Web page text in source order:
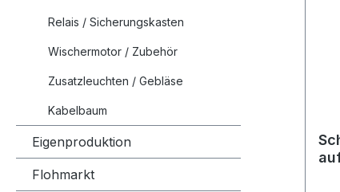
Relais / Sicherungskasten
Wischermotor / Zubehör
Zusatzleuchten / Gebläse
Kabelbaum
Eigenproduktion
Flohmarkt